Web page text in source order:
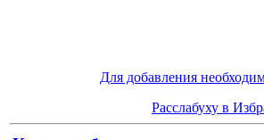
Для добавления
Расслабуху в